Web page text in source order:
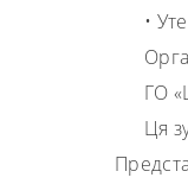
•
ГО
Ця